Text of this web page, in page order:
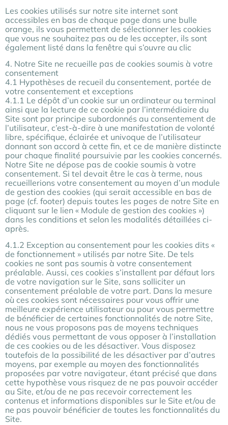
Les cookies utilisés sur notre site internet sont
accessibles en bas de chaque page dans une bulle
orange, ils vous permettent de sélectionner les cookies
que vous ne souhaitez pas ou de les accepter, ils sont
également listé dans la fenêtre qui s’ouvre au clic
4. Notre Site ne recueille pas de cookies soumis à votre
consentement
4.1 Hypothèses de recueil du consentement, portée de
votre consentement et exceptions
4.1.1 Le dépôt d’un cookie sur un ordinateur ou terminal
ainsi que la lecture de ce cookie par l’intermédiaire du
Site sont par principe subordonnés au consentement de
l’utilisateur, c’est-à-dire à une manifestation de volonté
libre, spécifique, éclairée et univoque de l’utilisateur
donnant son accord à cette fin, et ce de manière distincte
pour chaque finalité poursuivie par les cookies concernés.
Notre Site ne dépose pas de cookie soumis à votre
consentement. Si tel devait être le cas à terme, nous
recueillerions votre consentement au moyen d’un module
de gestion des cookies (qui serait accessible en bas de
page (cf. footer) depuis toutes les pages de notre Site en
cliquant sur le lien « Module de gestion des cookies »)
dans les conditions et selon les modalités détaillées ci-
après.
4.1.2 Exception au consentement pour les cookies dits «
de fonctionnement » utilisés par notre Site. De tels
cookies ne sont pas soumis à votre consentement
préalable. Aussi, ces cookies s’installent par défaut lors
de votre navigation sur le Site, sans solliciter un
consentement préalable de votre part. Dans la mesure
où ces cookies sont nécessaires pour vous offrir une
meilleure expérience utilisateur ou pour vous permettre
de bénéficier de certaines fonctionnalités de notre Site,
nous ne vous proposons pas de moyens techniques
dédiés vous permettant de vous opposer à l’installation
de ces cookies ou de les désactiver. Vous disposez
toutefois de la possibilité de les désactiver par d’autres
moyens, par exemple au moyen des fonctionnalités
proposées par votre navigateur, étant précisé que dans
cette hypothèse vous risquez de ne pas pouvoir accéder
au Site, et/ou de ne pas recevoir correctement les
contenus et informations disponibles sur le Site et/ou de
ne pas pouvoir bénéficier de toutes les fonctionnalités du
Site.